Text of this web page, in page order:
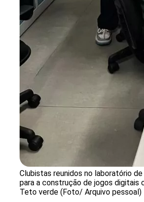
Clubistas reunidos no laboratório
para a construção de jogos digitais
Teto verde (Foto/ Arquivo pessoal)